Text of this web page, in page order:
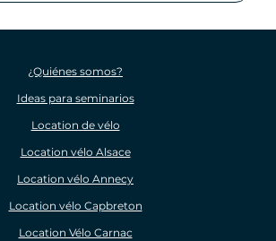
¿Quiénes somos?
Ideas para seminarios
Location de vélo
Location vélo Alsace
Location vélo Annecy
Location vélo Capbreton
Location Vélo Carnac